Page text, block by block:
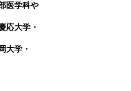
医学科や
応大学・
大学・